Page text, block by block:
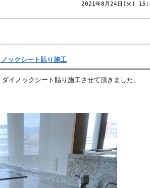
2021年8月24日(火)
ックシート貼り施工
イノックシート貼り施工させて頂きました。